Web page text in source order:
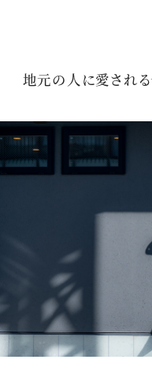
地元の人に愛される